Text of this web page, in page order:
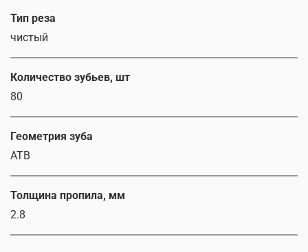
Тип реза
чистый
Количество зубьев, шт
80
Геометрия зуба
ATB
Толщина пропила, мм
2.8